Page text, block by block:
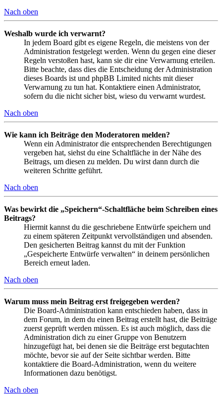
Nach oben
Weshalb wurde ich verwarnt?
In jedem Board gibt es eigene Regeln, die meistens von der
Administration festgelegt werden. Wenn du gegen eine dieser
Regeln verstoßen hast, kann sie dir eine Verwarnung erteilen.
Bitte beachte, dass dies die Entscheidung der Administration
dieses Boards ist und phpBB Limited nichts mit dieser
Verwarnung zu tun hat. Kontaktiere einen Administrator,
sofern du die nicht sicher bist, wieso du verwarnt wurdest.
Nach oben
Wie kann ich Beiträge den Moderatoren melden?
Wenn ein Administrator die entsprechenden Berechtigungen
vergeben hat, siehst du eine Schaltfläche in der Nähe des
Beitrags, um diesen zu melden. Du wirst dann durch die
weiteren Schritte geführt.
Nach oben
Was bewirkt die „Speichern“-Schaltfläche beim Schreiben eines
Beitrags?
Hiermit kannst du die geschriebene Entwürfe speichern und
zu einem späteren Zeitpunkt vervollständigen und absenden.
Den gesicherten Beitrag kannst du mit der Funktion
„Gespeicherte Entwürfe verwalten“ in deinem persönlichen
Bereich erneut laden.
Nach oben
Warum muss mein Beitrag erst freigegeben werden?
Die Board-Administration kann entschieden haben, dass in
dem Forum, in dem du einen Beitrag erstellt hast, die Beiträge
zuerst geprüft werden müssen. Es ist auch möglich, dass die
Administration dich zu einer Gruppe von Benutzern
hinzugefügt hat, bei denen sie die Beiträge erst begutachten
möchte, bevor sie auf der Seite sichtbar werden. Bitte
kontaktiere die Board-Administration, wenn du weitere
Informationen dazu benötigst.
Nach oben